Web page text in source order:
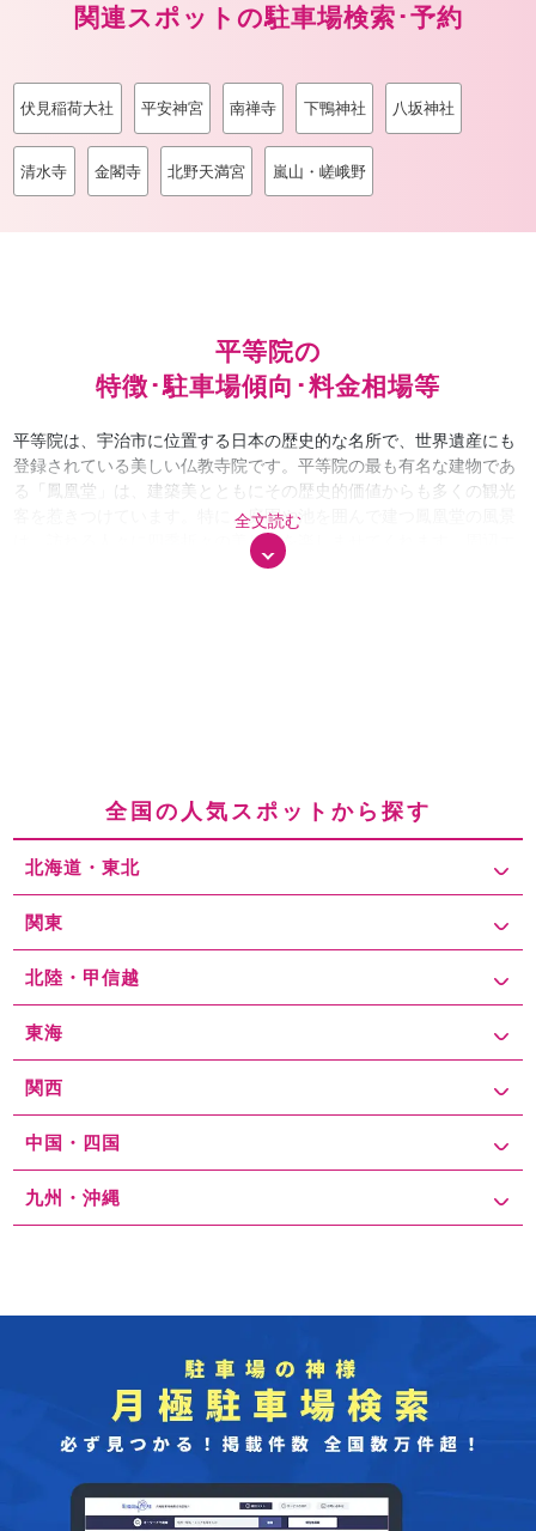
関連スポットの駐車場検索･予約
伏見稲荷大社 平安神宮 南禅寺 下鴨神社 八坂神社
清水寺 金閣寺 北野天満宮 嵐山・嵯峨野
平等院の
特徴･駐車場傾向･料金相場等
全文読む
平等院は、宇治市に位置する日本の歴史的な名所で、世界遺産にも
登録されている美しい仏教寺院です。平等院の最も有名な建物であ
る「鳳凰堂」は、建築美とともにその歴史的価値からも多くの観光
客を惹きつけています。特に、庭園や池を囲んで建つ鳳凰堂の風景
は、訪れる人々に四季折々の美しさを楽しませてくれます。周辺エ
リアは、宇治川沿いや宇治市内の観光スポットとともに、静かな落
観光客が増えてきます。特に土日祝日や祝祭日、さらにはイベント
時には混雑が予想されるため、計画的に訪れることをおすすめしま
す。 平等院には公式駐車場はないため、周辺の駐車場では、平日
は、近隣の駐車場で1時間300円程度、最大料金は1,000円〜1,500
円が相場です。しかし、土日祝日や観光シーズンには、料金が高く
度、最大料金が1,500円〜2,000円程度となり、混雑する時間帯で
は駐車場を確保するのが難しくなることもあります。 休日やイベン
す。平等院の駐車場は限られているため、遅めの時間に到着する
等院の近隣に位置する「宇治文化センター」や「宇治川温泉」など
の施設もあり、これらの施設の駐車場を利用するのも一つの方法で
す。さらに、徒歩圏内には商業施設「イオンモール宇治」や「宇治
市役所」などの公共施設の駐車場もあり、そちらを利用した後、歩
いて平等院まで向かうことも可能です。 駐車場探しのおすすめ対策
グもありますが、人気の時間帯に駐車するのは難しいことが多いた
良いでしょう。徒歩圏内でも、比較的空いている場所を見つけやす
いです。 平等院はその美しい建築と庭園で多くの観光客を魅了し、
周辺エリアには多くの観光地が点在しています。駐車場の相場は平
日と土日祝日で異なり、特に休日やイベント時には混雑しやすいた
全国の人気スポットから探す
北海道・東北
関東
北陸・甲信越
東海
関西
中国・四国
九州・沖縄